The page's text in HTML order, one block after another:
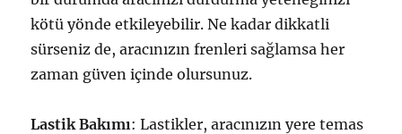
kötü yönde etkileyebilir. Ne kadar dikkatli
sürseniz de, aracınızın frenleri sağlamsa her
zaman güven içinde olursunuz.
Lastik Bakımı: Lastikler, aracınızın yere temas